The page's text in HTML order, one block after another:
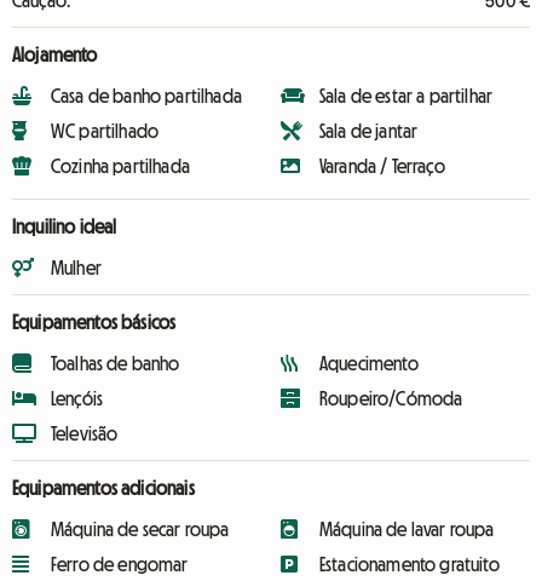
Alojamento
Casa de banho partilhada
WC partilhado
Cozinha partilhada
Sala de estar a partilhar
Sala de jantar
Varanda / Terraço
Inquilino ideal
Mulher
Equipamentos básicos
Toalhas de banho
Lençóis
Televisão
Aquecimento
Roupeiro/Cómoda
Equipamentos adicionais
Máquina de secar roupa
Ferro de engomar
Máquina de lavar roupa
Estacionamento gratuito